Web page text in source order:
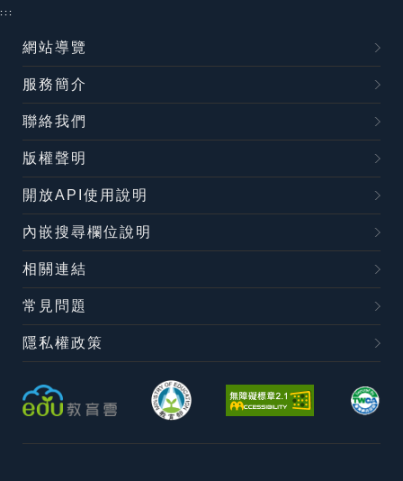
:::
網站導覽
服務簡介
聯絡我們
版權聲明
開放API使用說明
內嵌搜尋欄位說明
相關連結
常見問題
隱私權政策